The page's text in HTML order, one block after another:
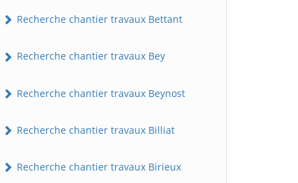
Recherche chantier travaux Bettant
Recherche chantier travaux Bey
Recherche chantier travaux Beynost
Recherche chantier travaux Billiat
Recherche chantier travaux Birieux